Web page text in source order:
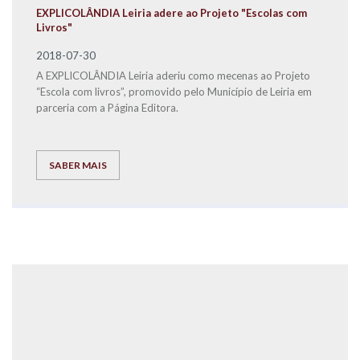
EXPLICOLÂNDIA Leiria adere ao Projeto "Escolas com
Livros"
2018-07-30
A EXPLICOLÂNDIA Leiria aderiu como mecenas ao Projeto
“Escola com livros”, promovido pelo Município de Leiria em
parceria com a Página Editora.
SABER MAIS